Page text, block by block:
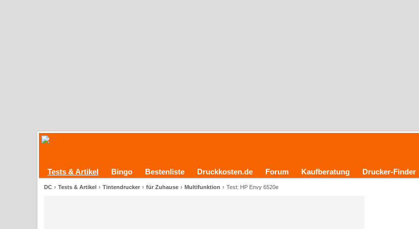
Tests & Artikel Bingo Bestenliste Druckkosten.de Forum Kaufberatung Drucker-Finder
DC Tests & Artikel Tintendrucker für Zuhause Multifunktion Test: HP Envy 6520e